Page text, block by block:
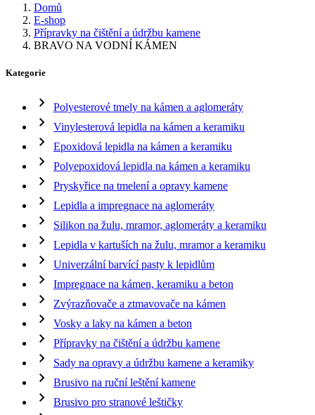
Domů
E-shop
Přípravky na čištění a údržbu kamene
BRAVO NA VODNÍ KÁMEN
Kategorie
Polyesterové tmely na kámen a aglomeráty
Vinylesterová lepidla na kámen a keramiku
Epoxidová lepidla na kámen a keramiku
Polyepoxidová lepidla na kámen a keramiku
Pryskyřice na tmelení a opravy kamene
Lepidla a impregnace na aglomeráty
Silikon na žulu, mramor, aglomeráty a keramiku
Lepidla v kartuších na žulu, mramor a keramiku
Univerzální barvící pasty k lepidlům
Impregnace na kámen, keramiku a beton
Zvýrazňovače a ztmavovače na kámen
Vosky a laky na kámen a beton
Přípravky na čištění a údržbu kamene
Sady na opravy a údržbu kamene a keramiky
Brusivo na ruční leštění kamene
Brusivo pro stranové leštičky